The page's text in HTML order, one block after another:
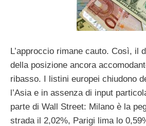
L’approccio rimane cauto. Così, il
della posizione ancora
ribasso. I listini europei chiudono
l’Asia e in assenza di input
parte di Wall Street: Milano è la
strada il 2,02%, Parigi lima lo